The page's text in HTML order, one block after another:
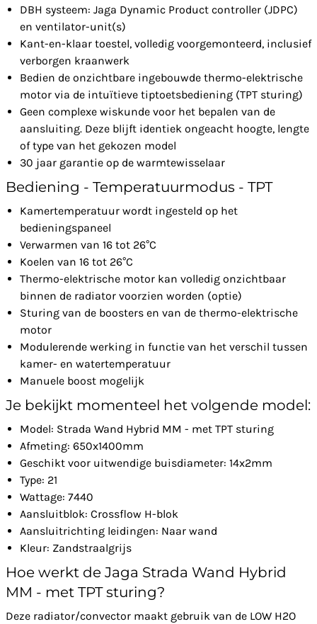
DBH systeem: Jaga Dynamic Product controller (JDPC)
en ventilator-unit(s)
Kant-en-klaar toestel, volledig voorgemonteerd, inclusief
verborgen kraanwerk
Bedien de onzichtbare ingebouwde thermo-elektrische
motor via de intuïtieve tiptoetsbediening (TPT sturing)
Geen complexe wiskunde voor het bepalen van de
aansluiting. Deze blijft identiek ongeacht hoogte, lengte
of type van het gekozen model
30 jaar garantie op de warmtewisselaar
Bediening - Temperatuurmodus - TPT
Kamertemperatuur wordt ingesteld op het
bedieningspaneel
Verwarmen van 16 tot 26°C
Koelen van 16 tot 26°C
Thermo-elektrische motor kan volledig onzichtbaar
binnen de radiator voorzien worden (optie)
Sturing van de boosters en van de thermo-elektrische
motor
Modulerende werking in functie van het verschil tussen
kamer- en watertemperatuur
Manuele boost mogelijk
Je bekijkt momenteel het volgende model:
Model: Strada Wand Hybrid MM - met TPT sturing
Afmeting: 650x1400mm
Geschikt voor uitwendige buisdiameter: 14x2mm
Type: 21
Wattage: 7440
Aansluitblok: Crossflow H-blok
Aansluitrichting leidingen: Naar wand
Kleur: Zandstraalgrijs
Hoe werkt de Jaga Strada Wand Hybrid
MM - met TPT sturing?
Deze radiator/convector maakt gebruik van de LOW H2O